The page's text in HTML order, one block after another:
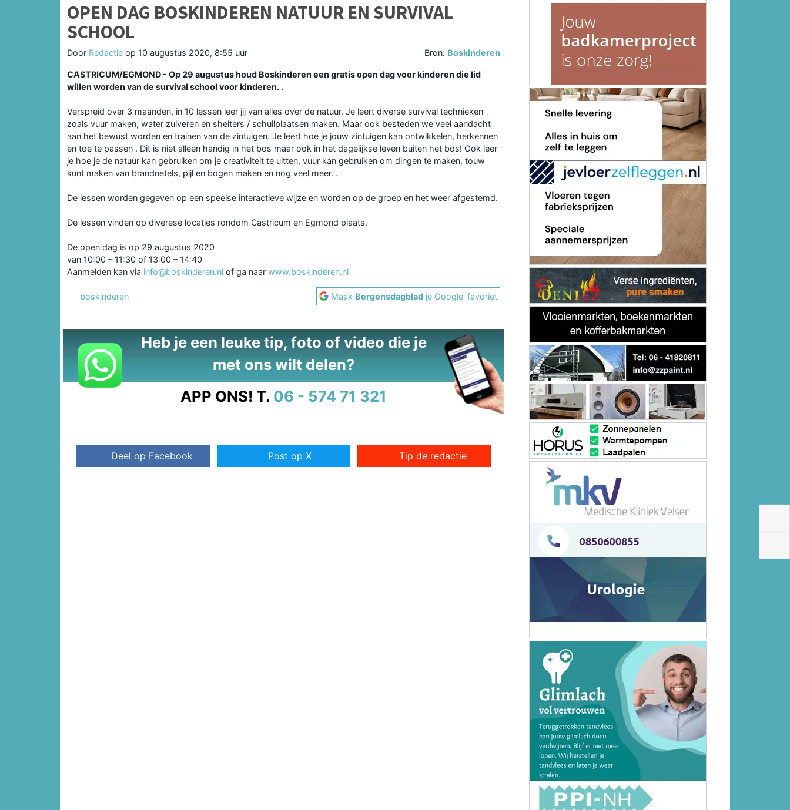
OPEN DAG BOSKINDEREN NATUUR EN SURVIVAL
SCHOOL
Door Redactie op 10 augustus 2020, 8:55 uur Bron: Boskinderen
CASTRICUM/EGMOND - Op 29 augustus houd Boskinderen een gratis open dag voor kinderen die lid
willen worden van de survival school voor kinderen. .
Verspreid over 3 maanden, in 10 lessen leer jij van alles over de natuur. Je leert diverse survival technieken
zoals vuur maken, water zuiveren en shelters / schuilplaatsen maken. Maar ook besteden we veel aandacht
aan het bewust worden en trainen van de zintuigen. Je leert hoe je jouw zintuigen kan ontwikkelen, herkennen
en toe te passen . Dit is niet alleen handig in het bos maar ook in het dagelijkse leven buiten het bos! Ook leer
je hoe je de natuur kan gebruiken om je creativiteit te uitten, vuur kan gebruiken om dingen te maken, touw
kunt maken van brandnetels, pijl en bogen maken en nog veel meer. .
De lessen worden gegeven op een speelse interactieve wijze en worden op de groep en het weer afgestemd.
De lessen vinden op diverese locaties rondom Castricum en Egmond plaats.
De open dag is op 29 augustus 2020
van 10:00 – 11:30 of 13:00 – 14:40
Aanmelden kan via info@boskinderen.nl of ga naar www.boskinderen.nl
boskinderen Maak Bergensdagblad je Google-favoriet
Heb je een leuke tip, foto of video die je
met ons wilt delen?
APP ONS! T. 06 - 574 71 321
Deel op Facebook Post op X Tip de redactie